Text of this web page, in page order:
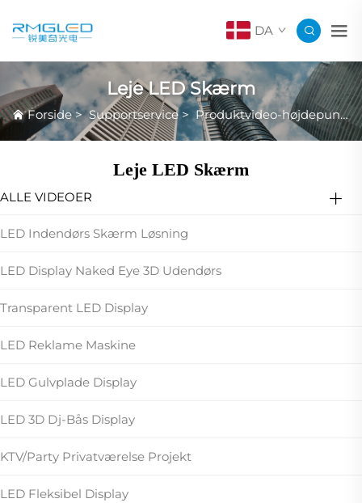
DA
Leje LED Skærm
Forside>Supportservice>Produktvideo-højdepunkter
Leje LED Skærm
ALLE VIDEOER
LED Indendørs Skærm Løsning
LED Display Naked Eye 3D Udendørs
Transparent LED Display
LED Reklame Maskine
LED Gulvplade Display
LED 3D Dj-Bås Display
KTV/Party Privatværelse Projekt
LED Fleksibel Display